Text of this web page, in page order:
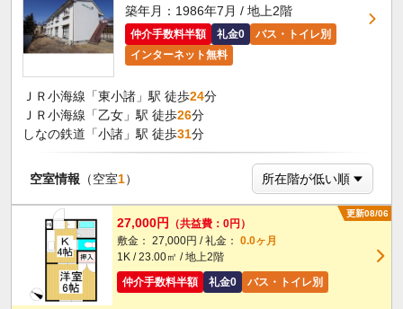
築年月：1986年7月 / 地上2階
仲介手数料半額 礼金0
バス・トイレ別
インターネット無料
ＪＲ小海線「東小諸」駅 徒歩24分
ＪＲ小海線「乙女」駅 徒歩26分
しなの鉄道「小諸」駅 徒歩31分
空室情報 （空室1）
更新08/06
27,000円
（共益費：0円）
敷金： 27,000円 / 礼金： 0.0ヶ月
1K / 23.00㎡ / 地上2階
仲介手数料半額
礼金0 バス・トイレ別